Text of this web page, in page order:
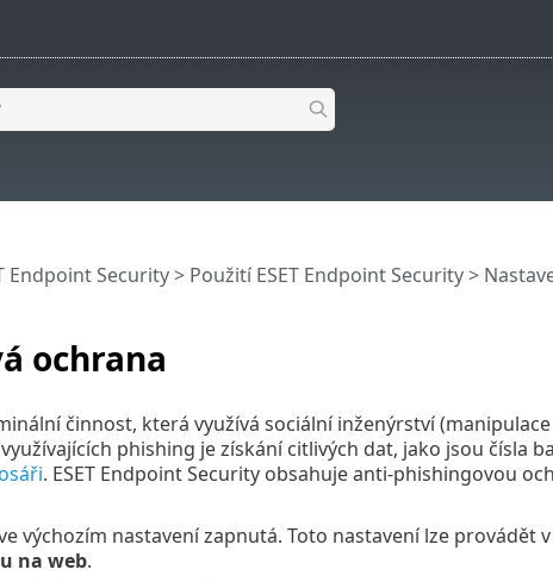
ochrana
Endpoint Security> Použití ESET Endpoint Security>
činnost, která využívá sociální inženýrství
phishing je získání citlivých dat, jako jsou čísla
. ESET Endpoint Security obsahuje anti-phishingovou
výchozím nastavení zapnutá. Toto nastavení lze provádět
na web.